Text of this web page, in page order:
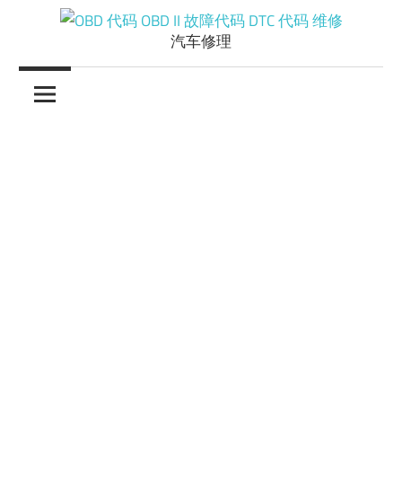
content
OBD
代
汽车修理